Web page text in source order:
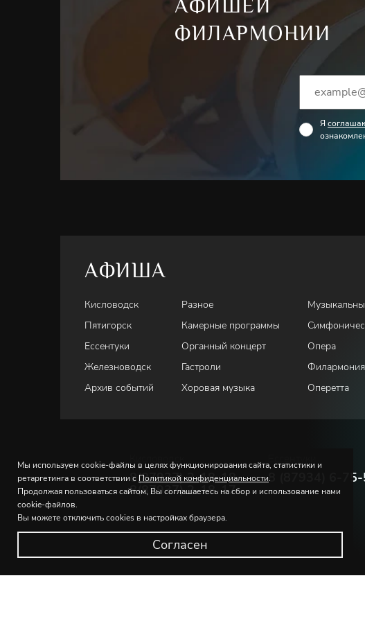
АФИШЕЙ
ФИЛАРМОНИИ
Я
АФИША
Кисловодск
Пятигорск
Ессентуки
Железноводск
Архив событий
Разное
Камерные программы
Органный концерт
Гастроли
Хоровая музыка
Опера
Оперетта
Кисловодск
8(87937) 2-18-18
8(87937) 2-18-17
8 (87934) 6-
Мы используем cookie-файлы в целях функционирования сайта, статистики и
ретаргетинга в соответствии с Политикой конфиденциальности.
Продолжая пользоваться сайтом, Вы соглашаетесь на сбор и использование нами
cookie-файлов.
Вы можете отключить cookies в настройках браузера.
Согласен